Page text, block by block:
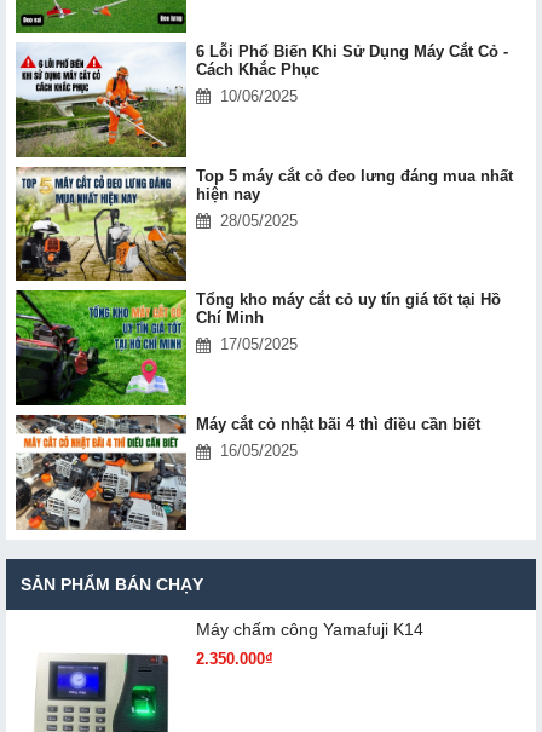
6 Lỗi Phổ Biến Khi Sử Dụng Máy Cắt Cỏ -
Cách Khắc Phục
10/06/2025
Top 5 máy cắt cỏ đeo lưng đáng mua nhất
hiện nay
28/05/2025
Tổng kho máy cắt cỏ uy tín giá tốt tại Hồ
Chí Minh
17/05/2025
Máy cắt cỏ nhật bãi 4 thì điều cần biết
16/05/2025
SẢN PHẨM BÁN CHẠY
Máy chấm cô​ng Yamafuji K14
2.350.000₫